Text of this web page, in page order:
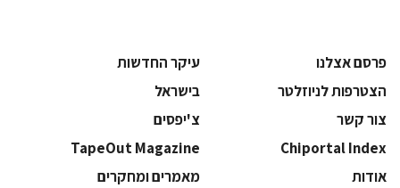
פרסם אצלנו
עיקר החדשות
הצטרפות לניוזלטר
בישראל
צור קשר
צ'יפסים
Chiportal Index
TapeOut Magazine
אודות
מאמרים ומחקרים